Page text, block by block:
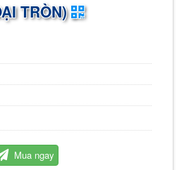
TRÒN)
Mua ngay